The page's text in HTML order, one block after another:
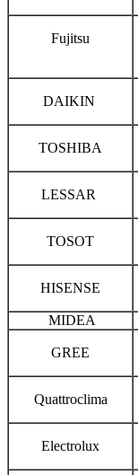
Fujitsu
DAIKIN
TOSHIBA
LESSAR
TOSOT
HISENSE
MIDEA
GREE
Quattroclima
Electrolux